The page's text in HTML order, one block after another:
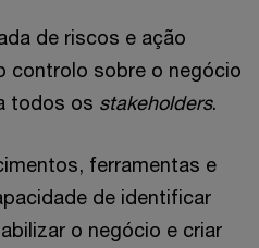
de riscos e ação
controlo sobre o negócio
todos os stakeholders.
ferramentas e
de identificar
o negócio e criar